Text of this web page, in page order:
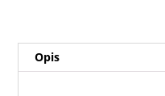
Black
količina
Opis